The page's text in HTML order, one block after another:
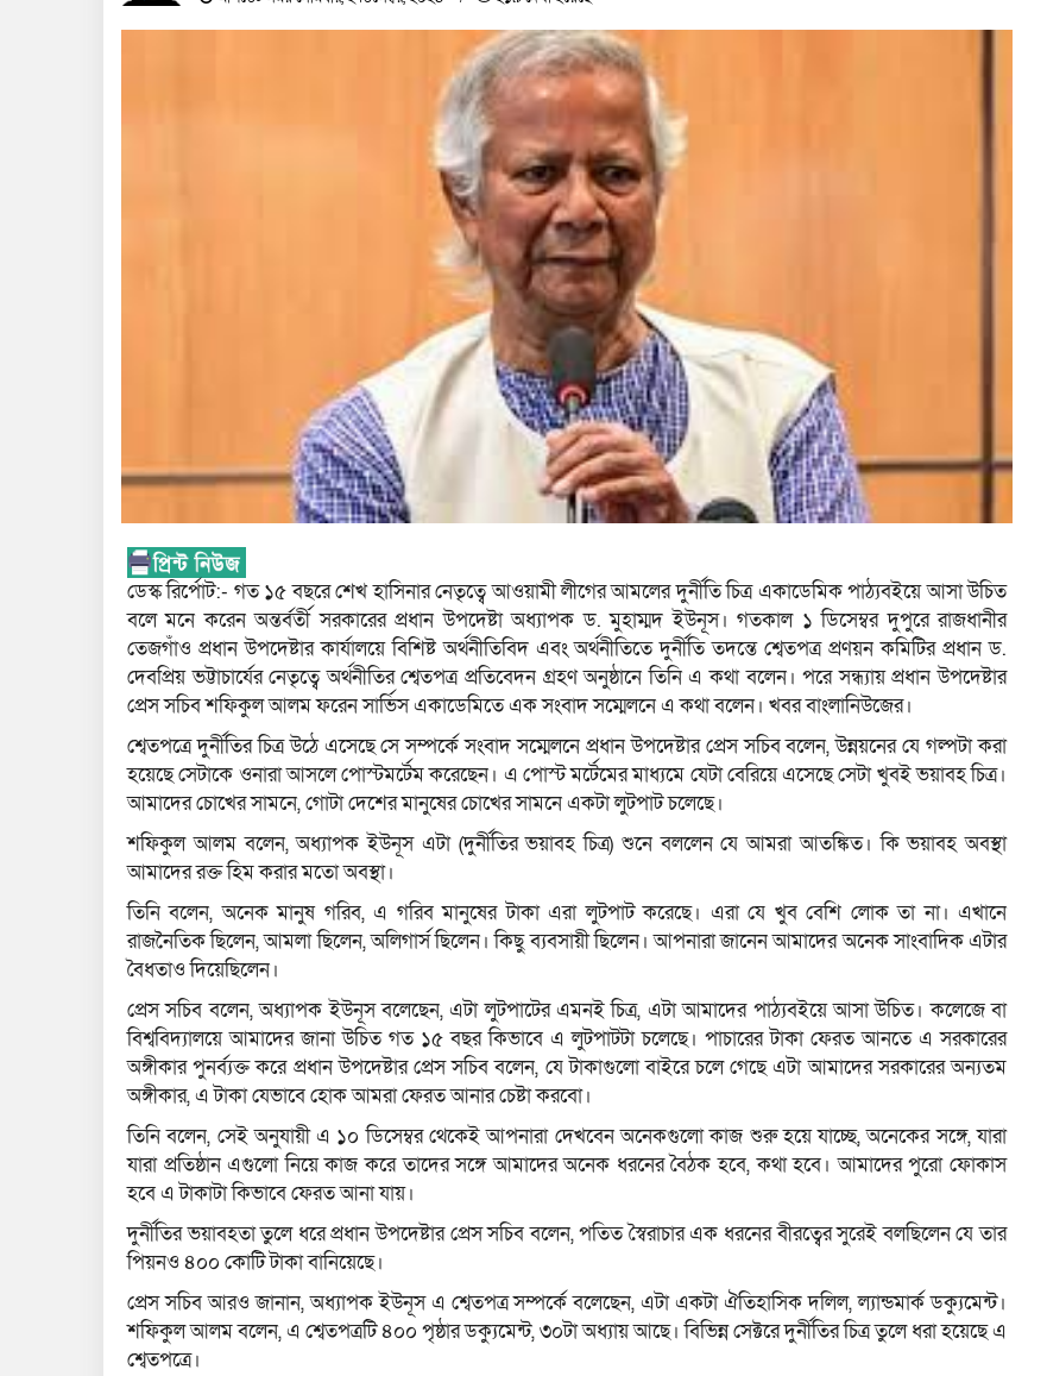
ডেস্ক রির্পোট:- গত ১৫ বছরে শেখ হাসিনার নেতৃত্বে আওয়ামী লীগের আমলের দুর্নীতি চিত্র একাডেমিক পাঠ্যবইয়ে আসা উচিত
বলে মনে করেন অন্তর্বর্তী সরকারের প্রধান উপদেষ্টা অধ্যাপক ড. মুহাম্মদ ইউনূস। গতকাল ১ ডিসেম্বর দুপুরে রাজধানীর
তেজগাঁও প্রধান উপদেষ্টার কার্যালয়ে বিশিষ্ট অর্থনীতিবিদ এবং অর্থনীতিতে দুর্নীতি তদন্তে শ্বেতপত্র প্রণয়ন কমিটির প্রধান ড.
দেবপ্রিয় ভট্টাচার্যের নেতৃত্বে অর্থনীতির শ্বেতপত্র প্রতিবেদন গ্রহণ অনুষ্ঠানে তিনি এ কথা বলেন। পরে সন্ধ্যায় প্রধান উপদেষ্টার
প্রেস সচিব শফিকুল আলম ফরেন সার্ভিস একাডেমিতে এক সংবাদ সম্মেলনে এ কথা বলেন। খবর বাংলানিউজের।
শ্বেতপত্রে দুর্নীতির চিত্র উঠে এসেছে সে সম্পর্কে সংবাদ সম্মেলনে প্রধান উপদেষ্টার প্রেস সচিব বলেন, উন্নয়নের যে গল্পটা করা
হয়েছে সেটাকে ওনারা আসলে পোস্টমর্টেম করেছেন। এ পোস্ট মর্টেমের মাধ্যমে যেটা বেরিয়ে এসেছে সেটা খুবই ভয়াবহ চিত্র।
আমাদের চোখের সামনে, গোটা দেশের মানুষের চোখের সামনে একটা লুটপাট চলেছে।
শফিকুল আলম বলেন, অধ্যাপক ইউনূস এটা (দুর্নীতির ভয়াবহ চিত্র) শুনে বললেন যে আমরা আতঙ্কিত। কি ভয়াবহ অবস্থা
আমাদের রক্ত হিম করার মতো অবস্থা।
তিনি বলেন, অনেক মানুষ গরিব, এ গরিব মানুষের টাকা এরা লুটপাট করেছে। এরা যে খুব বেশি লোক তা না। এখানে
রাজনৈতিক ছিলেন, আমলা ছিলেন, অলিগার্স ছিলেন। কিছু ব্যবসায়ী ছিলেন। আপনারা জানেন আমাদের অনেক সাংবাদিক এটার
বৈধতাও দিয়েছিলেন।
প্রেস সচিব বলেন, অধ্যাপক ইউনূস বলেছেন, এটা লুটপাটের এমনই চিত্র, এটা আমাদের পাঠ্যবইয়ে আসা উচিত। কলেজে বা
বিশ্ববিদ্যালয়ে আমাদের জানা উচিত গত ১৫ বছর কিভাবে এ লুটপাটটা চলেছে। পাচারের টাকা ফেরত আনতে এ সরকারের
অঙ্গীকার পুনর্ব্যক্ত করে প্রধান উপদেষ্টার প্রেস সচিব বলেন, যে টাকাগুলো বাইরে চলে গেছে এটা আমাদের সরকারের অন্যতম
অঙ্গীকার, এ টাকা যেভাবে হোক আমরা ফেরত আনার চেষ্টা করবো।
তিনি বলেন, সেই অনুযায়ী এ ১০ ডিসেম্বর থেকেই আপনারা দেখবেন অনেকগুলো কাজ শুরু হয়ে যাচ্ছে, অনেকের সঙ্গে, যারা
যারা প্রতিষ্ঠান এগুলো নিয়ে কাজ করে তাদের সঙ্গে আমাদের অনেক ধরনের বৈঠক হবে, কথা হবে। আমাদের পুরো ফোকাস
হবে এ টাকাটা কিভাবে ফেরত আনা যায়।
দুর্নীতির ভয়াবহতা তুলে ধরে প্রধান উপদেষ্টার প্রেস সচিব বলেন, পতিত স্বৈরাচার এক ধরনের বীরত্বের সুরেই বলছিলেন যে তার
পিয়নও ৪০০ কোটি টাকা বানিয়েছে।
প্রেস সচিব আরও জানান, অধ্যাপক ইউনূস এ শ্বেতপত্র সম্পর্কে বলেছেন, এটা একটা ঐতিহাসিক দলিল, ল্যান্ডমার্ক ডক্যুমেন্ট।
শফিকুল আলম বলেন, এ শ্বেতপত্রটি ৪০০ পৃষ্ঠার ডক্যুমেন্ট, ৩০টা অধ্যায় আছে। বিভিন্ন সেক্টরে দুর্নীতির চিত্র তুলে ধরা হয়েছে এ
শ্বেতপত্রে।